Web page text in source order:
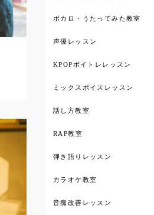
ボカロ・うたってみた教室
声優レッスン
KPOPボイトレレッスン
ミックスボイスレッスン
話し方教室
RAP教室
弾き語りレッスン
カラオケ教室
音痴改善レッスン